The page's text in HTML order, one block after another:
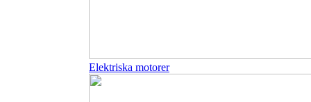
Elektriska motorer